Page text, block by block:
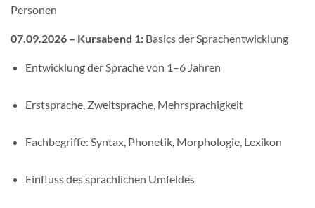
Personen
07.09.2026 – Kursabend 1: Basics der Sprachentwicklung
Entwicklung der Sprache von 1–6 Jahren
Erstsprache, Zweitsprache, Mehrsprachigkeit
Fachbegriffe: Syntax, Phonetik, Morphologie, Lexikon
Einfluss des sprachlichen Umfeldes